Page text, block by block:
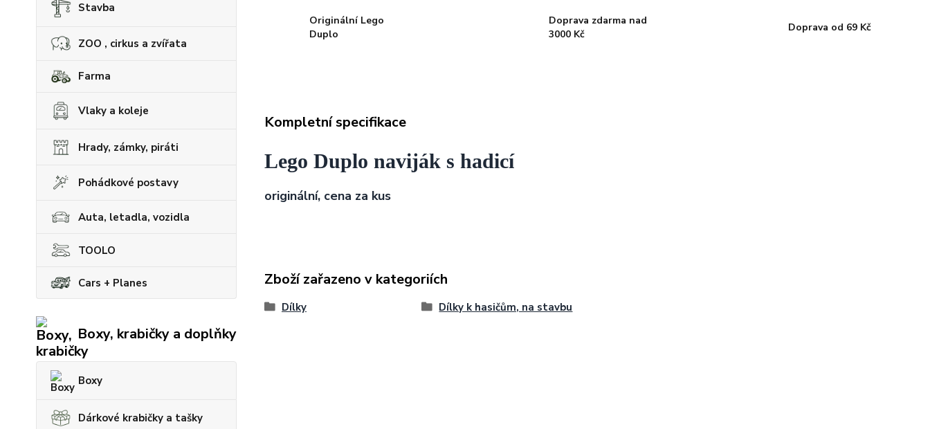
Stavba
ZOO , cirkus a zvířata
Farma
Vlaky a koleje
Hrady, zámky, piráti
Pohádkové postavy
Auta, letadla, vozidla
TOOLO
Cars + Planes
Boxy, krabičky a doplňky
Boxy
Dárkové krabičky a tašky
Originální Lego
Duplo
Doprava zdarma nad
3000 Kč
Doprava od 69 Kč
Kompletní specifikace
Lego Duplo naviják s hadicí
originální, cena za kus
Zboží zařazeno v kategoriích
Dílky Dílky k hasičům, na stavbu